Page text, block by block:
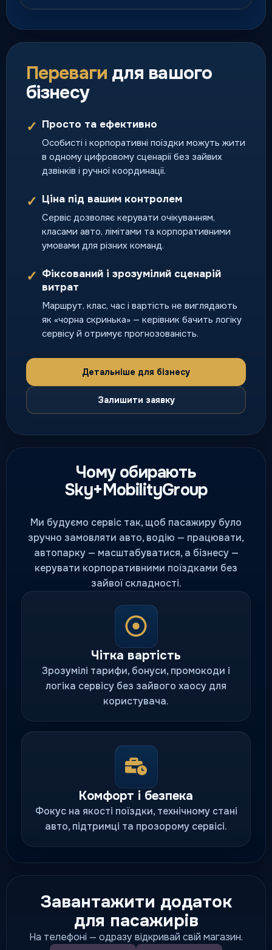
відправлень по місту.
доставка день у день
Перевезення тварин
Поїздки разом із улюбленцями
за зрозумілими правилами
поїздка з домашнім
улюбленцем
Тверезий водій
Безпечне повернення додому,
авто без ризику.
нічний і святковий попит
Переваги для вашого
бізнесу
✓ Просто та ефективно
Особисті і корпоративні поїздки можуть жити
в одному цифровому сценарії без зайвих
дзвінків і ручної координації.
✓ Ціна під вашим контролем
Сервіс дозволяє керувати очікуванням,
класами авто, лімітами та корпоративними
умовами для різних команд.
✓ Фіксований і зрозумілий сценарій
витрат
Маршрут, клас, час і вартість не виглядають
як «чорна скринька» — керівник бачить логіку
сервісу й отримує прогнозованість.
Детальніше для бізнесу
Залишити заявку
Чому обирають
Sky+MobilityGroup
Ми будуємо сервіс так, щоб пасажиру було
зручно замовляти авто, водію — працювати,
автопарку — масштабуватися, а бізнесу —
керувати корпоративними поїздками без
зайвої складності.
Чітка вартість
Зрозумілі тарифи, бонуси, промокоди і
логіка сервісу без зайвого хаосу для
користувача.
Комфорт і безпека
Фокус на якості поїздки, технічному стані
авто, підтримці та прозорому сервісі.
Завантажити додаток
для пасажирів
На телефоні — одразу відкривай свій магазин.